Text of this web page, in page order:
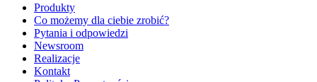
Produkty
Co możemy dla ciebie zrobić?
Pytania i odpowiedzi
Newsroom
Realizacje
Kontakt